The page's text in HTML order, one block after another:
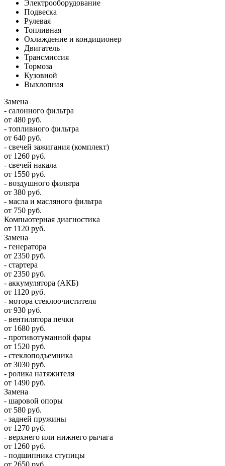
Электрооборудование
Подвеска
Рулевая
Топливная
Охлаждение и кондиционер
Двигатель
Трансмиссия
Тормоза
Кузовной
Выхлопная
Замена
- салонного фильтра
от 480 руб.
- топливного фильтра
от 640 руб.
- свечей зажигания (комплект)
от 1260 руб.
- свечей накала
от 1550 руб.
- воздушного фильтра
от 380 руб.
- масла и масляного фильтра
от 750 руб.
Компьютерная диагностика
от 1120 руб.
Замена
- генератора
от 2350 руб.
- стартера
от 2350 руб.
- аккумулятора (АКБ)
от 1120 руб.
- мотора стеклоочистителя
от 930 руб.
- вентилятора печки
от 1680 руб.
- противотуманной фары
от 1520 руб.
- стеклоподъемника
от 3030 руб.
- ролика натяжителя
от 1490 руб.
Замена
- шаровой опоры
от 580 руб.
- задней пружины
от 1270 руб.
- верхнего или нижнего рычага
от 1260 руб.
- подшипника ступицы
от 2650 руб.